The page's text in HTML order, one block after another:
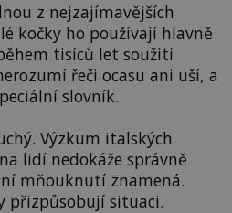
z nejzajímavějších
kočky ho používají hlavně
tisíců let soužití
řeči ocasu ani uší, a
slovník.
Výzkum italských
lidí nedokáže správně
mňouknutí znamená.
přizpůsobují situaci.